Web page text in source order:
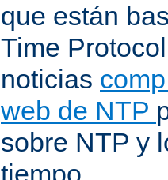
que están
Time
noticias
web de NTP
sobre NTP y
tiempo.